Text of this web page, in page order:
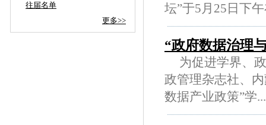
往届名单
更多>>
坛”于5月25日下午
“政府数据治理
为促进学界、政
政管理杂志社、
数据产业政策”学